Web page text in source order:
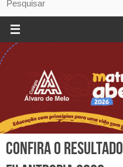
Confira o